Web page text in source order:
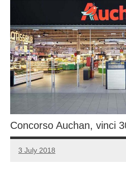
Concorso Auchan, vinci
3 July 2018
Luca
No